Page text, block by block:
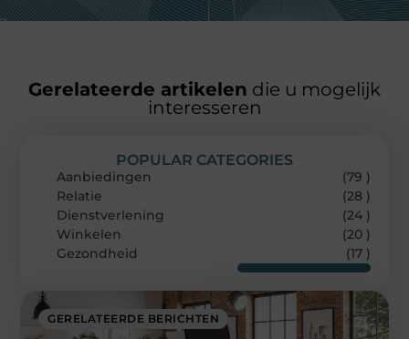
Gerelateerde artikelen die u mogelijk
interesseren
GERELATEERDE BERICHTEN
POPULAR CATEGORIES
Aanbiedingen
(79 )
Relatie
(28 )
Dienstverlening
(24 )
Winkelen
(20 )
Gezondheid
(17 )